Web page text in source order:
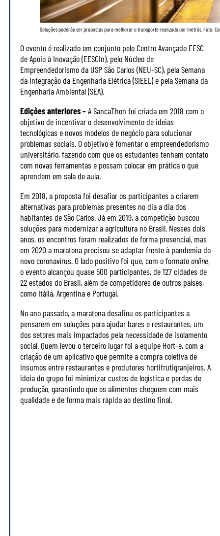
Soluções poderão ser propostas para melhorar o transporte realizado por metrôs. Foto:
O evento é realizado em conjunto pelo Centro Avançado EESC
de Apoio à Inovação (EESCIn), pelo Núcleo de
Empreendedorismo da USP São Carlos (NEU-SC), pela Semana
da Integração da Engenharia Elétrica (SIEEL) e pela Semana da
Engenharia Ambiental (SEA).
Edições anteriores –A SancaThon foi criada em 2018 com o
objetivo de incentivar o desenvolvimento de ideias
tecnológicas e novos modelos de negócio para solucionar
problemas sociais. O objetivo é fomentar o empreendedorismo
universitário, fazendo com que os estudantes tenham contato
com novas ferramentas e possam colocar em prática o que
aprendem em sala de aula.
Em 2018, a proposta foi desafiar os participantes a criarem
alternativas para problemas presentes no dia a dia dos
habitantes de São Carlos. Já em 2019, a competição buscou
soluções para modernizar a agricultura no Brasil. Nesses dois
anos, os encontros foram realizados de forma presencial, mas
em 2020 a maratona precisou se adaptar frente à pandemia do
novo coronavírus. O lado positivo foi que, com o formatoonline,
o evento alcançou quase 500 participantes, de 127 cidades de
22 estados do Brasil, além de competidores de outros países,
como Itália, Argentina e Portugal.
No ano passado, a maratona desafiou os participantes a
pensarem em soluções para ajudar bares e restaurantes, um
dos setores mais impactados pela necessidade de isolamento
social. Quem levou o terceiro lugar foi a equipe Hort-e, com a
criação de um aplicativo que permite a compra coletiva de
insumos entre restaurantes e produtores hortifrutigranjeiros. A
ideia do grupo foi minimizar custos de logística e perdas de
produção, garantindo que os alimentos cheguem com mais
qualidade e de forma mais rápida ao destino final.